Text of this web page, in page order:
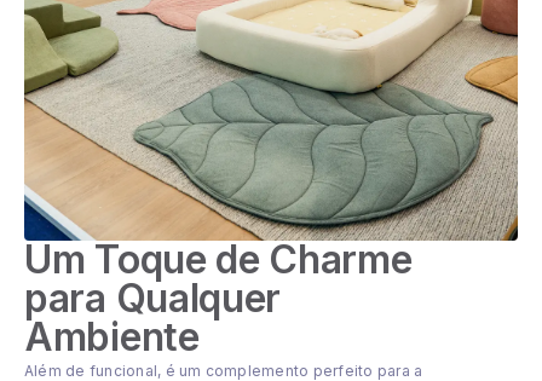
Um Toque de Charme
para Qualquer
Ambiente
Além de funcional, é um complemento perfeito para a